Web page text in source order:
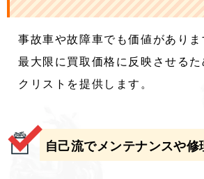
事故車や故障車でも価値があり
最大限に買取価格に反映させる
クリストを提供します。
自己流でメンテナンスや修